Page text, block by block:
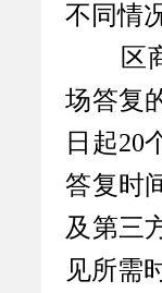
不同情
区
场答复
日起20
答复时
及第三
见所需